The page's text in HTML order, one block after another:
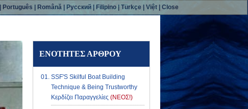
ΕΝΌΤΗΤΕΣ ΆΡΘΡΟΥ
SSF'S Skilful Boat Building
Technique & Being Trustworthy
Κερδίζει Παραγγελίες (ΝΕΟΣ!)
Português Română Русский Filipino |Türkçe |Việt |Close